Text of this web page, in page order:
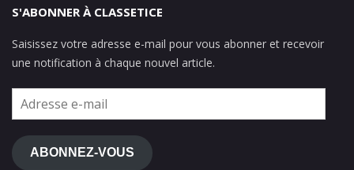
S'ABONNER À CLASSETICE
Saisissez votre adresse e-mail pour vous abonner et recevoir
une notification à chaque nouvel article.
Adresse
e-
mail
ABONNEZ-VOUS